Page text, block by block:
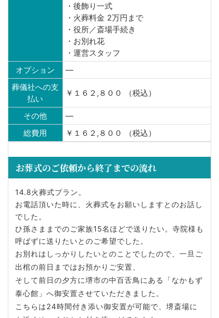
・後飾り一式
・火葬料金 2万円まで
・役所／斎場手続き
・お別れ花
・運営スタッフ
オプション
—
葬儀社への支
払い
￥１６２,８００ （税込）
その他
—
総費用
￥１６２,８００ （税込）
お葬式のご依頼から終了までの流れ
14.8火葬式プラン。
お電話頂いた時に、火葬式をお願いしますとのお話し
でした。
ひ孫さままでのご家族15名ほどで送りたい。寺院様も
呼ばずに送りたいとのご希望でした。
お別れはしっかりしたいとのことでしたので、一旦ご
出棺の前日まではお預かりご安置、
そして前日の夕方に堺市の中百舌鳥にある「なかもず
泰心館」へ御安置させていただきました。
こちらは24時間付き添い御安置が可能で、堺斎場に